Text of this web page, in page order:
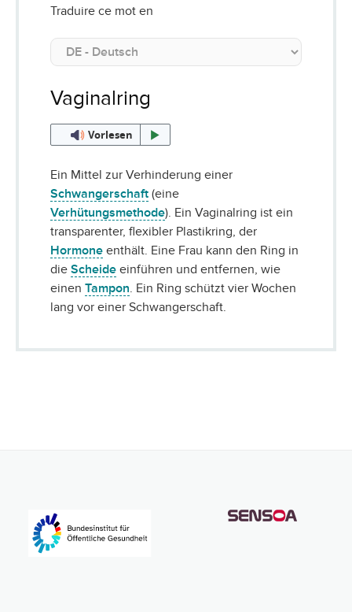
Traduire ce mot en
Vaginalring
Vorlesen
Ein Mittel zur Verhinderung einer
Schwangerschaft (eine
Verhütungsmethode). Ein Vaginalring ist ein
transparenter, flexibler Plastikring, der
Hormone enthält. Eine Frau kann den Ring in
die Scheide einführen und entfernen, wie
einen Tampon. Ein Ring schützt vier Wochen
lang vor einer Schwangerschaft.